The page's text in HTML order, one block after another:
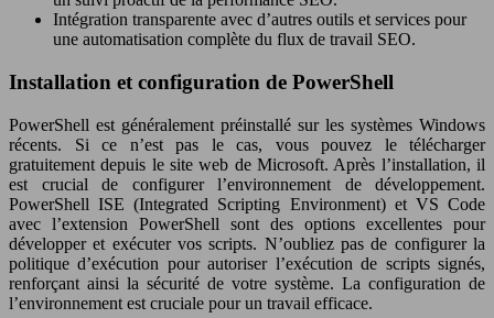
Intégration transparente avec d’autres outils et services pour
une automatisation complète du flux de travail SEO.
Installation et configuration de PowerShell
PowerShell est généralement préinstallé sur les systèmes Windows
récents. Si ce n’est pas le cas, vous pouvez le télécharger
gratuitement depuis le site web de Microsoft. Après l’installation, il
est crucial de configurer l’environnement de développement.
PowerShell ISE (Integrated Scripting Environment) et VS Code
avec l’extension PowerShell sont des options excellentes pour
développer et exécuter vos scripts. N’oubliez pas de configurer la
politique d’exécution pour autoriser l’exécution de scripts signés,
renforçant ainsi la sécurité de votre système. La configuration de
l’environnement est cruciale pour un travail efficace.